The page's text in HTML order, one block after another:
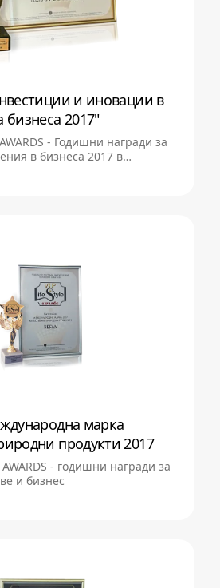
и иновации в
бизнеса 2017"
- Годишни награди за
в бизнеса 2017 в
марка
продукти 2017
AWARDS - годишни награди за
и бизнес